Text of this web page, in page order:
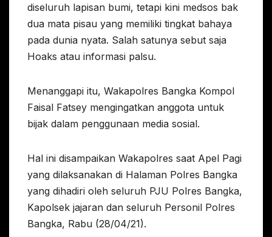
diseluruh lapisan bumi, tetapi kini medsos bak
dua mata pisau yang memiliki tingkat bahaya
pada dunia nyata. Salah satunya sebut saja
Hoaks atau informasi palsu.
Menanggapi itu, Wakapolres Bangka Kompol
Faisal Fatsey mengingatkan anggota untuk
bijak dalam penggunaan media sosial.
Hal ini disampaikan Wakapolres saat Apel Pagi
yang dilaksanakan di Halaman Polres Bangka
yang dihadiri oleh seluruh PJU Polres Bangka,
Kapolsek jajaran dan seluruh Personil Polres
Bangka, Rabu (28/04/21).